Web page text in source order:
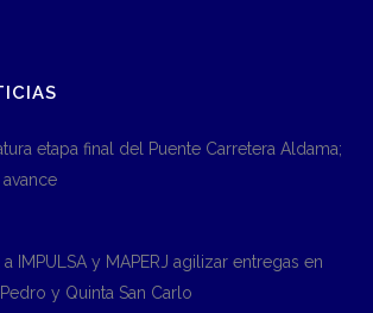
etapa final del Puente Carretera Aldama;
IMPULSA y MAPERJ agilizar entregas en
y Quinta San Carlo